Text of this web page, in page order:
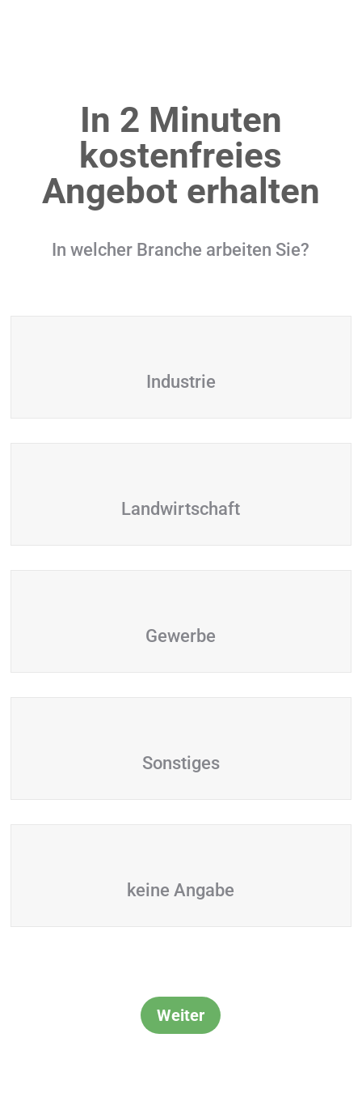
In 2 Minuten
kostenfreies
Angebot erhalten
In welcher Branche arbeiten Sie?
Industrie
Landwirtschaft
Gewerbe
Sonstiges
keine Angabe
Weiter